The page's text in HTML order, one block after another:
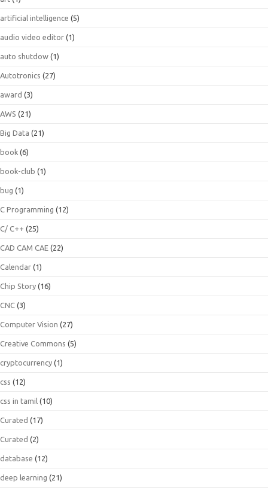
artificial intelligence (5)
audio video editor (1)
auto shutdow (1)
Autotronics (27)
award (3)
AWS (21)
Big Data (21)
book (6)
book-club (1)
bug (1)
C Programming (12)
C/ C++ (25)
CAD CAM CAE (22)
Calendar (1)
Chip Story (16)
CNC (3)
Computer Vision (27)
Creative Commons (5)
cryptocurrency (1)
css (12)
css in tamil (10)
Curated (17)
Curated (2)
database (12)
deep learning (21)